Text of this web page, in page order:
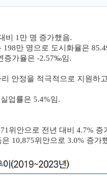
비 1만 명 증가했음.
만 명으로 도시화율은
증가율은 -2.57‰임.
안정을 적극적으로 지원
업률은 5.4%임.
위안으로 전년 대비 4.7%
10,875위안으로 3.0% 증가